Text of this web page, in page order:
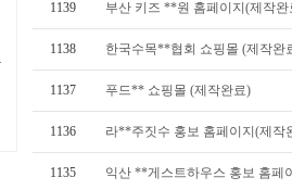
1139 부산 키즈 **원 홈페이지(제작완
1138 한국수목**협회 쇼핑몰 (제작완
1137 푸드** 쇼핑몰 (제작완료)
1136 라**주짓수 홍보 홈페이지(제작
1135 익산 **게스트하우스 홍보 홈페